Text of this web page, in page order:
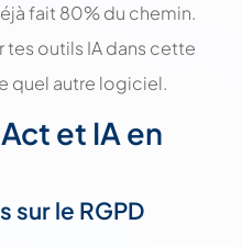
fait 80% du chemin.
tes outils IA dans cette
quel autre logiciel.
et IA en
sur le RGPD